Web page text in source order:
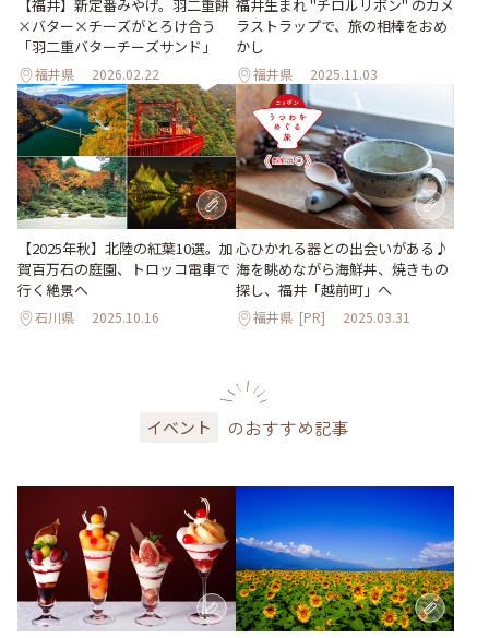
【福井】新定番みやげ。羽二重餅
×バター×チーズがとろけ合う
「羽二重バターチーズサンド」
福井県 2026.02.22
福井生まれ "チロルリボン" のカメ
ラストラップで、旅の相棒をおめ
かし
福井県 2025.11.03
【2025年秋】北陸の紅葉10選。加
賀百万石の庭園、トロッコ電車で
行く絶景へ
石川県 2025.10.16
心ひかれる器との出会いがある♪
海を眺めながら海鮮丼、焼きもの
探し、福井「越前町」へ
福井県 [PR] 2025.03.31
イベント のおすすめ記事